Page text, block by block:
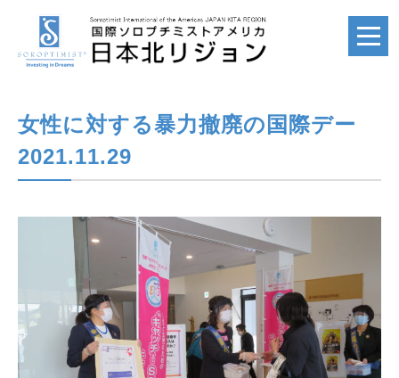
ホーム
SI
国際ソロプチミスト
アメリカ
SIA
女性に対する暴力撤廃の国際デー
2021.11.29